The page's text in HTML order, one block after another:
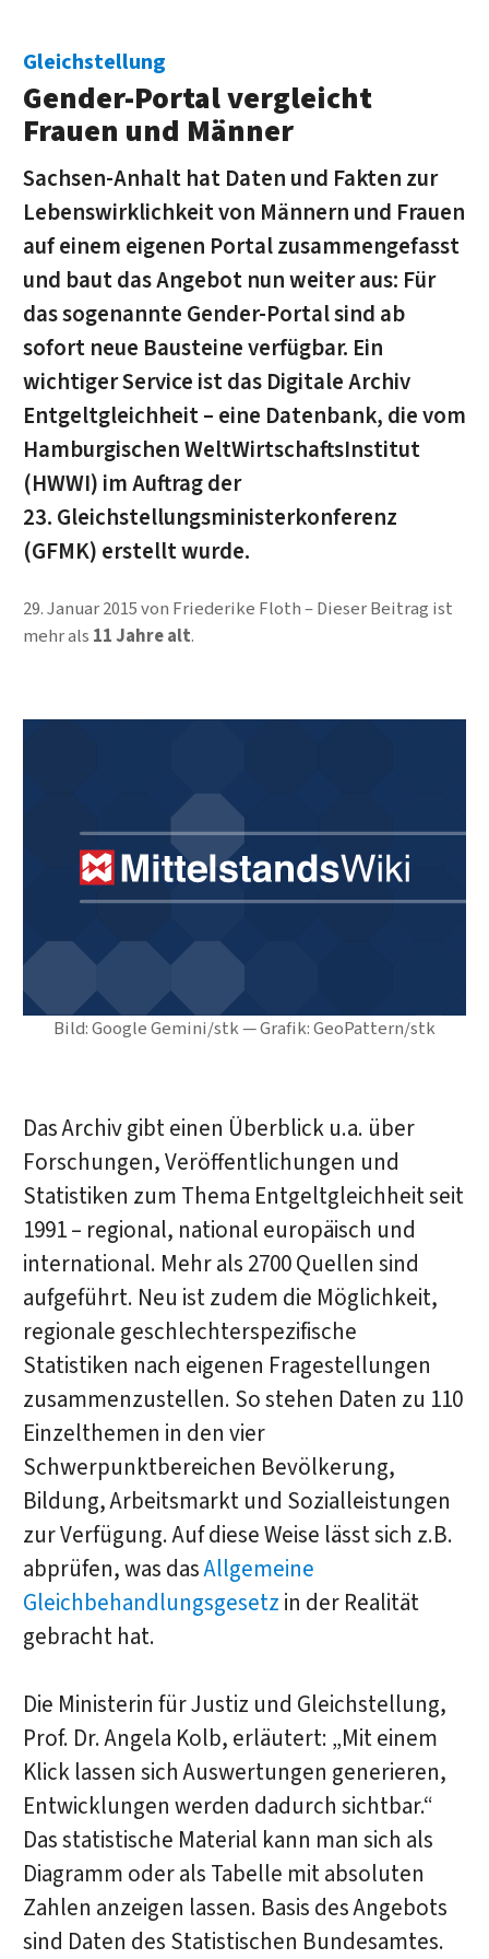
Bild: Google Gemini/stk — Grafik: GeoPattern/stk
Gleichstellung
Gender-Portal vergleicht
Frauen und Männer
Sachsen-Anhalt hat Daten und Fakten zur
Lebenswirklichkeit von Männern und Frauen
auf einem eigenen Portal zusammengefasst
und baut das Angebot nun weiter aus: Für
das sogenannte Gender-Portal sind ab
sofort neue Bausteine verfügbar. Ein
wichtiger Service ist das Digitale Archiv
Entgeltgleichheit – eine Datenbank, die vom
Hamburgischen WeltWirtschaftsInstitut
(HWWI) im Auftrag der
23. Gleichstellungsministerkonferenz
(GFMK) erstellt wurde.
29. Januar 2015von Friederike Floth
Dieser Beitrag ist
mehr als 11 Jahre alt.
Das Archiv gibt einen Überblick u.a. über
Forschungen, Veröffentlichungen und
Statistiken zum Thema Entgeltgleichheit seit
1991 – regional, national europäisch und
international. Mehr als 2700 Quellen sind
aufgeführt. Neu ist zudem die Möglichkeit,
regionale geschlechterspezifische
Statistiken nach eigenen Fragestellungen
zusammenzustellen. So stehen Daten zu 110
Einzelthemen in den vier
Schwerpunktbereichen Bevölkerung,
Bildung, Arbeitsmarkt und Sozialleistungen
zur Verfügung. Auf diese Weise lässt sich z.B.
abprüfen, was dasAllgemeine
Gleichbehandlungsgesetz in der Realität
gebracht hat.
Die Ministerin für Justiz und Gleichstellung,
Prof. Dr. Angela Kolb, erläutert: „Mit einem
Klick lassen sich Auswertungen generieren,
Entwicklungen werden dadurch sichtbar.“
Das statistische Material kann man sich als
Diagramm oder als Tabelle mit absoluten
Zahlen anzeigen lassen. Basis des Angebots
sind Daten des Statistischen Bundesamtes.